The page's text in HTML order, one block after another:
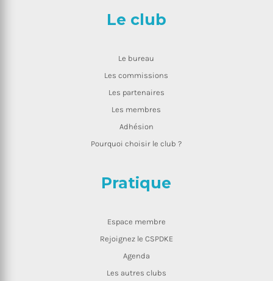
Le club
Le bureau
Les commissions
Les partenaires
Les membres
Adhésion
Pourquoi choisir le club ?
Pratique
Espace membre
Rejoignez le CSPDKE
Agenda
Les autres clubs